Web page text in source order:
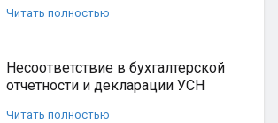
Читать полностью
Несоответствие в бухгалтерской
отчетности и декларации УСН
Читать полностью